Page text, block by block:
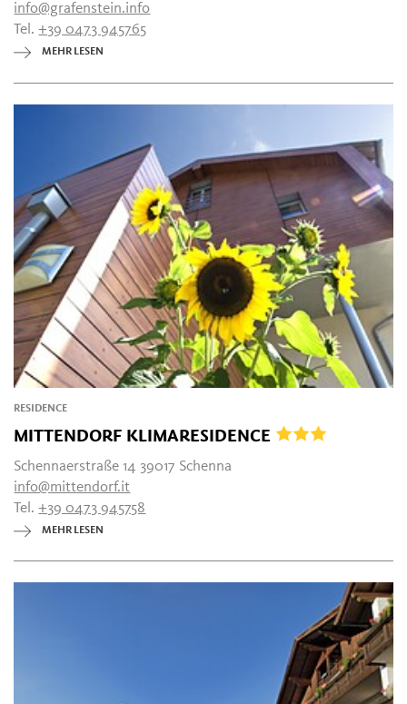
info@grafenstein.info
Tel.+39 0473 945765
MEHR LESEN
RESIDENCE
MITTENDORF KLIMARESIDENCE
Schennaerstraße 14 39017 Schenna
info@mittendorf.it
Tel.+39 0473 945758
MEHR LESEN